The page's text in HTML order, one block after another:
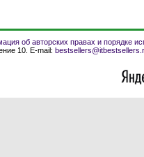
об авторских правах и порядке
10. E-mail: